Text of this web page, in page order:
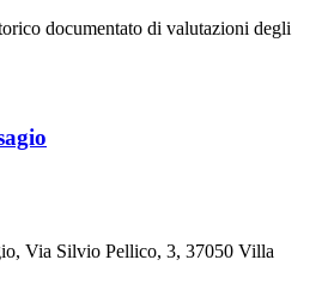
documentato di valutazioni degli
Via Silvio Pellico, 3, 37050 Villa